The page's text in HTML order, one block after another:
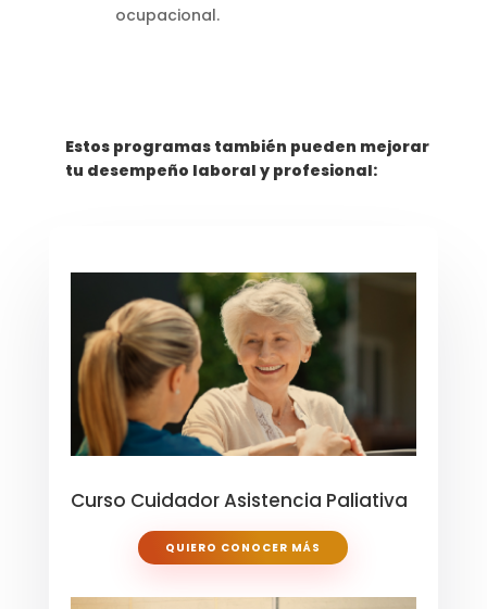
ocupacional.
Estos programas también pueden mejorar
tu desempeño laboral y profesional:
Curso Cuidador Asistencia Paliativa
QUIERO CONOCER MÁS